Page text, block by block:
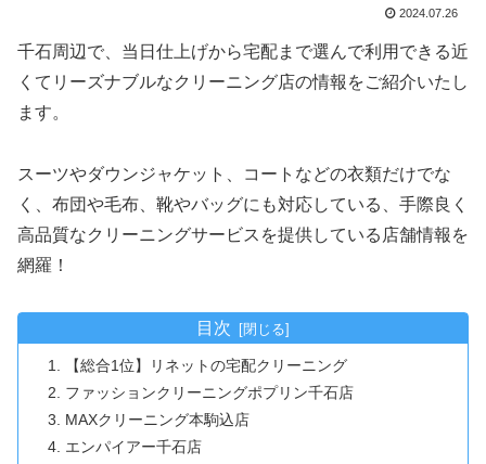
2024.07.26
千石周辺で、当日仕上げから宅配まで選んで利用できる近
くてリーズナブルなクリーニング店の情報をご紹介いたし
ます。
スーツやダウンジャケット、コートなどの衣類だけでな
く、布団や毛布、靴やバッグにも対応している、手際良く
高品質なクリーニングサービスを提供している店舗情報を
網羅！
目次
【総合1位】リネットの宅配クリーニング
ファッションクリーニングポプリン千石店
MAXクリーニング本駒込店
エンパイアー千石店